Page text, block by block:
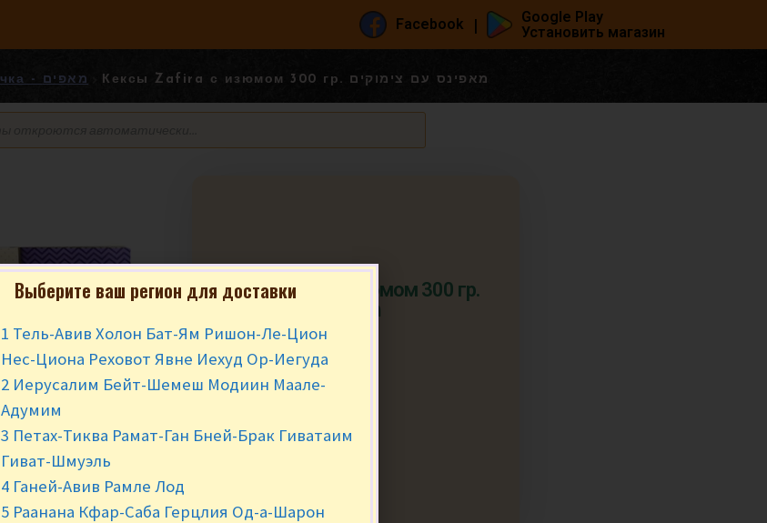
Facebook |
Google Play
Установить магазин
Выпечка - מאפים Кексы Zafira с изюмом 300 гр. מאפינס עם צימוקים
Кексы Zafira с изюмом 300 гр.
מאפינס עם צימוקים
₪23.90 за уп.
Выберите ваш регион для доставки
1 Тель-Авив Холон Бат-Ям Ришон-Ле-Цион
Нес-Циона Реховот Явне Иехуд Ор-Иегуда
2 Иерусалим Бейт-Шемеш Модиин Маале-
Адумим
3 Петах-Тиква Рамат-Ган Бней-Брак Гиватаим
Гиват-Шмуэль
4 Ганей-Авив Рамле Лод
5 Раанана Кфар-Саба Герцлия Од-а-Шарон